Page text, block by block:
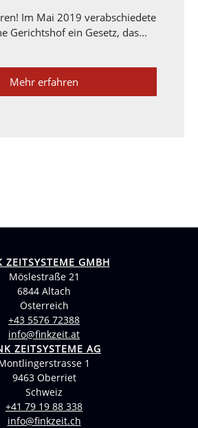
Im Mai 2019 verabschiedete
Gerichtshof ein Gesetz, das...
Mehr erfahren
ZEITSYSTEME GMBH
Möslestraße 21
6844 Altach
Österreich
+43 5576 72388
info@finkzeit.at
ZEITSYSTEME AG
1
9463 Oberriet
Schweiz
+41 79 19 88 338
info@finkzeit.ch